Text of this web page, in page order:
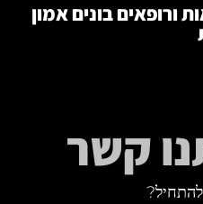
ורופאים בונים אמון
קשר